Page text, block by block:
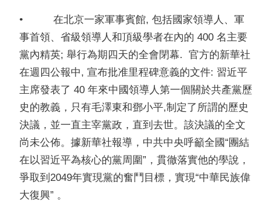
• 在北京一家軍事賓館, 包括國家領導人、軍
事首領、省級領導人和頂級學者在內的 400 名主要
黨內精英; 舉行為期四天的全會閉幕. 官方的新華社
在週四公報中, 宣布批准里程碑意義的文件: 習近平
主席發表了 40 年來中國領導人第一個關於共產黨歷
史的教義，只有毛澤東和鄧小平,制定了所謂的歷史
決議，並一直主宰黨政，直到去世。該決議的全文
尚未公佈。據新華社報導，中共中央呼籲全國“團結
在以習近平為核心的黨周圍”，貫徹落實他的學說，
爭取到2049年實現黨的奮鬥目標，實現“中華民族偉
大復興” 。